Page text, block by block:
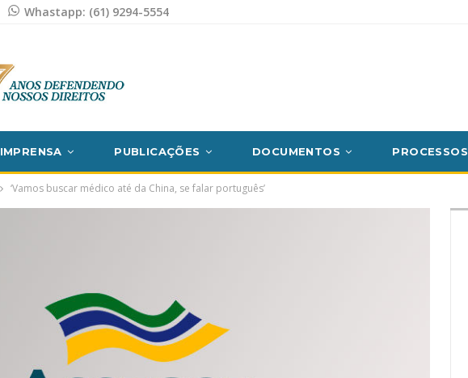
Whastapp: (61) 9294-5554
IMPRENSA PUBLICAÇÕES DOCUMENTOS PROCESSOS
‘Vamos buscar médico até da China, se falar português’